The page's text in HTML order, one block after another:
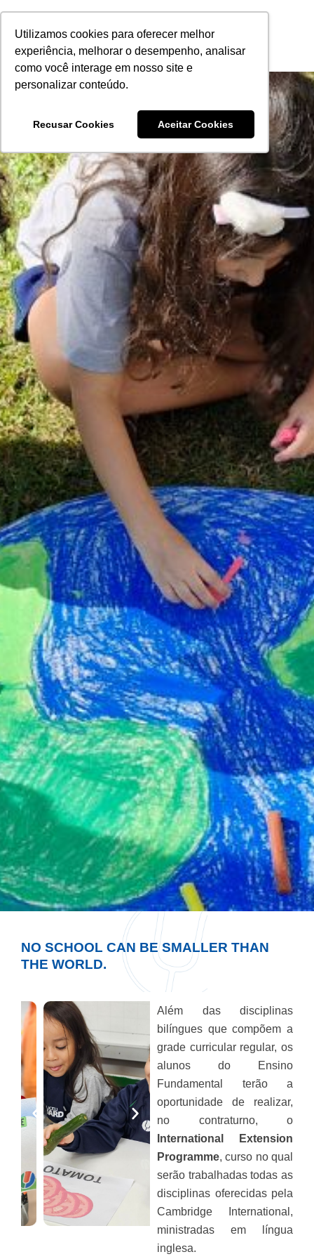
Utilizamos cookies para oferecer melhor
experiência, melhorar o desempenho, analisar
como você interage em nosso site e
personalizar conteúdo.
Recusar Cookies Aceitar Cookies
conteúdo
International Extension Programme
NO SCHOOL CAN BE SMALLER THAN
THE WORLD.
Além das disciplinas
bilíngues que compõem a
grade curricular regular, os
alunos do Ensino
Fundamental terão a
oportunidade de realizar,
no contraturno, o
International Extension
Programme, curso no qual
serão trabalhadas todas as
disciplinas oferecidas pela
Cambridge International,
ministradas em língua
inglesa.